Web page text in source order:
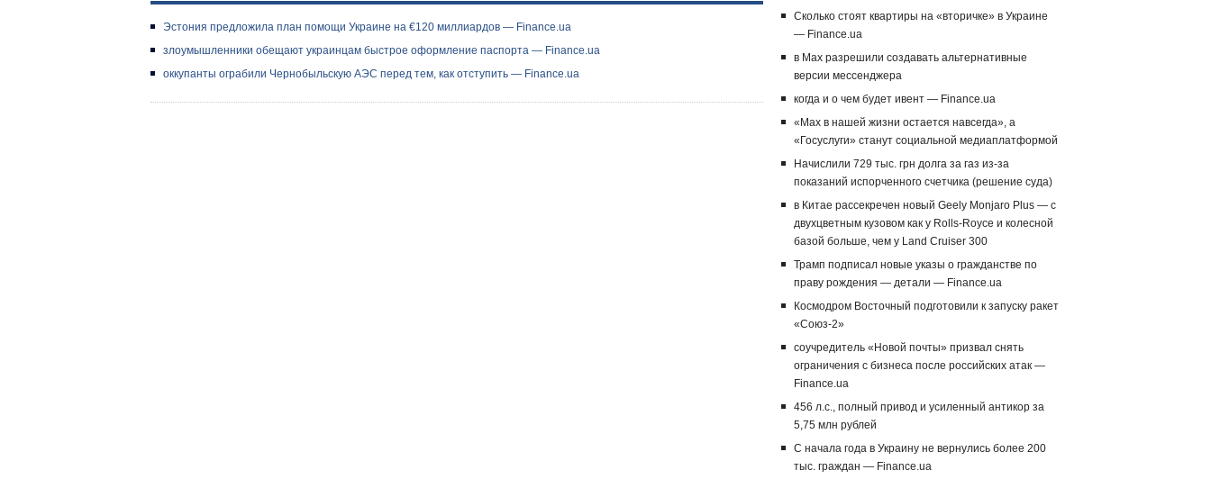
Эстония предложила план помощи Украине на €120 миллиардов — Finance.ua
злоумышленники обещают украинцам быстрое оформление паспорта — Finance.ua
оккупанты ограбили Чернобыльскую АЭС перед тем, как отступить — Finance.ua
Сколько стоят квартиры на «вторичке» в Украине
— Finance.ua
в Max разрешили создавать альтернативные
версии мессенджера
когда и о чем будет ивент — Finance.ua
«Max в нашей жизни остается навсегда», а
«Госуслуги» станут социальной медиаплатформой
Начислили 729 тыс. грн долга за газ из-за
показаний испорченного счетчика (решение суда)
в Китае рассекречен новый Geely Monjaro Plus — с
двухцветным кузовом как у Rolls-Royce и колесной
базой больше, чем у Land Cruiser 300
Трамп подписал новые указы о гражданстве по
праву рождения — детали — Finance.ua
Космодром Восточный подготовили к запуску ракет
«Союз-2»
соучредитель «Новой почты» призвал снять
ограничения с бизнеса после российских атак —
Finance.ua
456 л.с., полный привод и усиленный антикор за
5,75 млн рублей
С начала года в Украину не вернулись более 200
тыс. граждан — Finance.ua